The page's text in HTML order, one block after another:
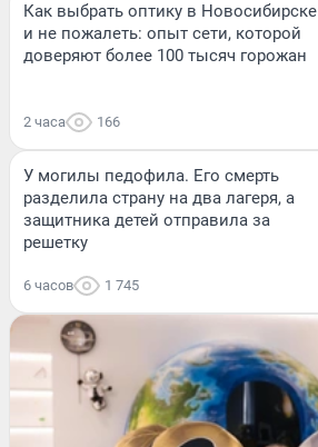
Как выбрать оптику в Новосибирске
и не пожалеть: опыт сети, которой
доверяют более 100 тысяч горожан
2 часа 166
У могилы педофила. Его смерть
разделила страну на два лагеря, а
защитника детей отправила за
решетку
6 часов 1 745